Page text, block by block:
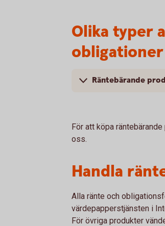
Olika typer
obligationer
Räntebärande
För att köpa
oss.
Handla
Alla ränte och
värdepapperstjänsten i
För övriga produkter